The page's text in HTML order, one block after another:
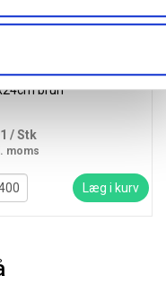
Ecoecho kaffeserviet
nyfiber 1/4 fold,
brun
/ Stk
moms
Læg i kurv